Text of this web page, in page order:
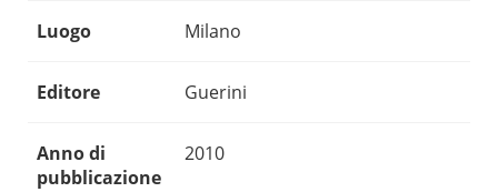
Luogo Milano
Editore Guerini
Anno di
pubblicazione
2010